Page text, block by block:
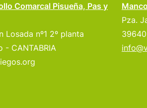
Comarcal Pisueña, Pas y
Losada nº1 2º planta
CANTABRIA
Pza.